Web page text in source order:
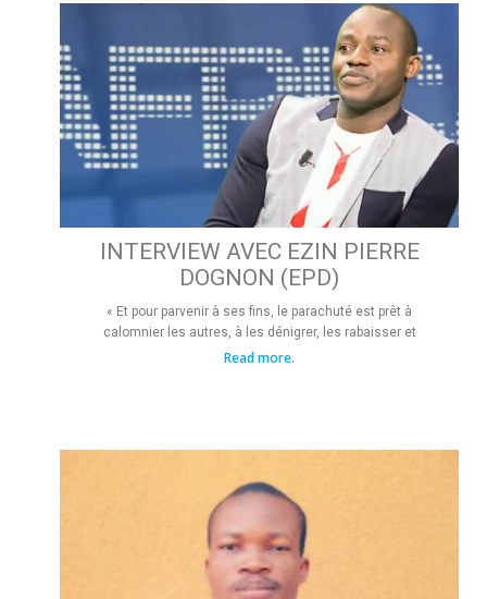
INTERVIEW AVEC EZIN PIERRE
DOGNON (EPD)
« Et pour parvenir à ses fins, le parachuté est prêt à
calomnier les autres, à les dénigrer, les rabaisser et
Read more.